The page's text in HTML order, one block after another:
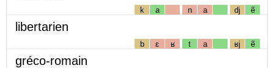
k a n a dj ẽ
libertarien
b ɛ ʁ t a ʁj ẽ
gréco-romain